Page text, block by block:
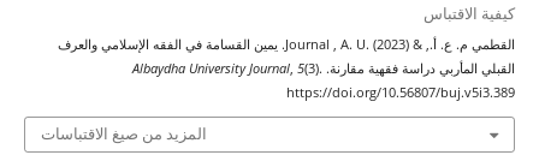
كيفية الاقتباس
القطمي م. ع. أ., & Journal , A. U. (2023). يمين القسامة في الفقه الإسلامي والعرف
القبلي المأربي دراسة فقهية مقارنة.
Albaydha University Journal 5(3).
https://doi.org/10.56807/buj.v5i3.389
المزيد من صيغ الاقتباسات